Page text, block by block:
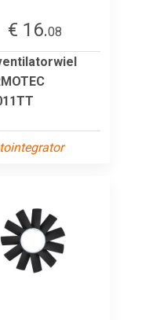
€ 16.08